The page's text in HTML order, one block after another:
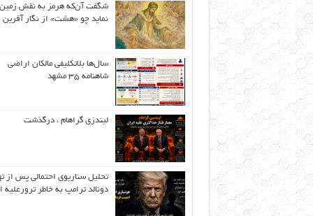
شگفت آن‌که هرمز به نقش زمین
نماید چو «هشت» از نگار آفرین
سال‌ها بلاتکلیفی مالکان اراضی
شاهنامه ۳۵ مشهد
لیندزی گراهام ، درگذشت
تحلیل سناریوی احتمالی پس از
دونالد ترامپ به خاطر ترورعلیه